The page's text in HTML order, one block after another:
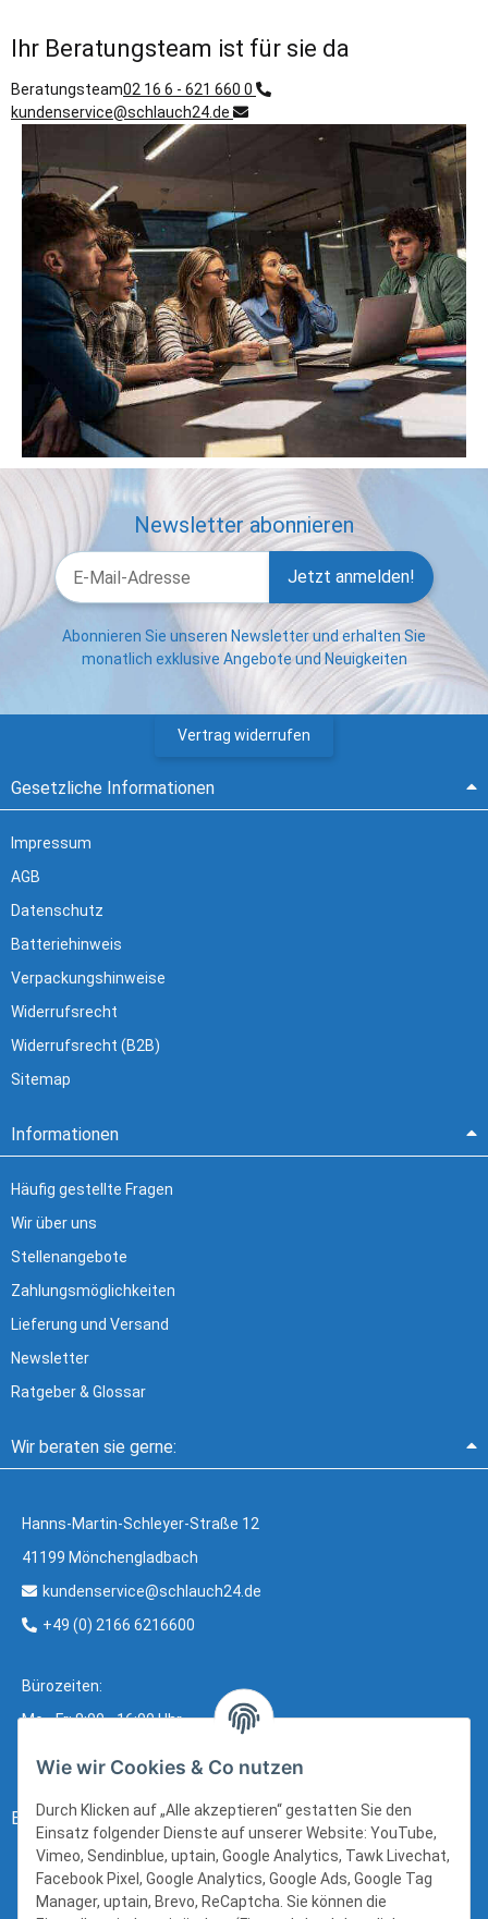
Ihr Beratungsteam ist für sie da
Beratungsteam02 16 6 - 621 660 0
kundenservice@schlauch24.de
Newsletter abonnieren
Jetzt anmelden!
Abonnieren Sie unseren Newsletter und erhalten Sie
monatlich exklusive Angebote und Neuigkeiten
Vertrag widerrufen
Gesetzliche Informationen
Impressum
AGB
Datenschutz
Batteriehinweis
Verpackungshinweise
Widerrufsrecht
Widerrufsrecht (B2B)
Sitemap
Informationen
Häufig gestellte Fragen
Wir über uns
Stellenangebote
Zahlungsmöglichkeiten
Lieferung und Versand
Newsletter
Ratgeber & Glossar
Wir beraten sie gerne:
Hanns-Martin-Schleyer-Straße 12
41199 Mönchengladbach
kundenservice@schlauch24.de
+49 (0) 2166 6216600
Bürozeiten:
Mo - Fr: 8:00 - 16:00 Uhr
Bezahlung:
Wie wir Cookies & Co nutzen
Durch Klicken auf „Alle akzeptieren“ gestatten Sie den
Einsatz folgender Dienste auf unserer Website: YouTube,
Vimeo, Sendinblue, uptain, Google Analytics, Tawk Livechat,
Facebook Pixel, Google Analytics, Google Ads, Google Tag
Manager, uptain, Brevo, ReCaptcha. Sie können die